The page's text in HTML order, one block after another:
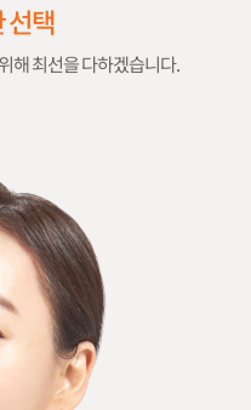
선택
해 최선을 다하겠습니다.